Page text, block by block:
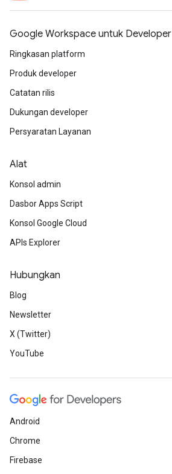
Google Workspace untuk Developer
Ringkasan platform
Produk developer
Catatan rilis
Dukungan developer
Persyaratan Layanan
Alat
Konsol admin
Dasbor Apps Script
Konsol Google Cloud
APIs Explorer
Hubungkan
Blog
Newsletter
X (Twitter)
YouTube
Android
Chrome
Firebase